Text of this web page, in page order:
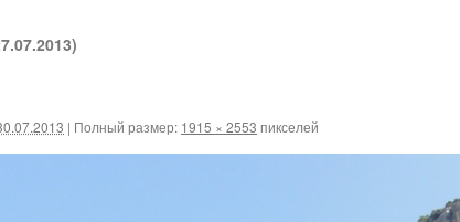
| Полный размер: 1915 × 2553 пикселей